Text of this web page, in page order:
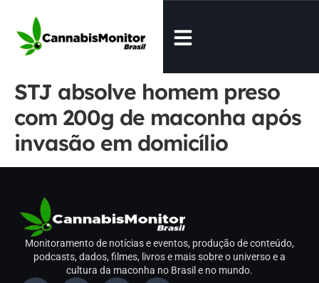
STJ absolve homem preso
com 200g de maconha após
invasão em domicílio
Monitoramento de notícias e eventos, produção de conteúdo,
podcasts, dados, filmes, livros e mais sobre o universo e a
cultura da maconha no Brasil e no mundo.